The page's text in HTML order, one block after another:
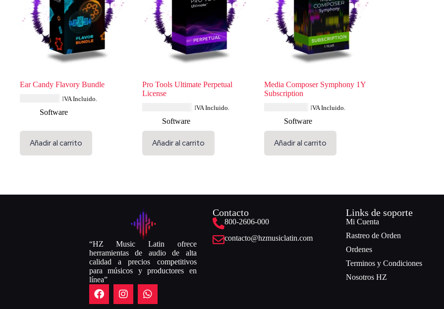
Ear Candy Flavory Bundle
IVA Incluido.
Software
Añadir al carrito
Pro Tools Ultimate Perpetual
License
IVA Incluido.
Software
Añadir al carrito
Media Composer Symphony 1Y
Subscription
IVA Incluido.
Software
Añadir al carrito
“HZ Music Latin ofrece
herramientas de audio de alta
calidad a precios competitivos
para músicos y productores en
línea”
Contacto
800-2606-000
contacto@hzmusiclatin.com
Links de soporte
Mi Cuenta
Rastreo de Orden
Ordenes
Terminos y Condiciones
Nosotros HZ